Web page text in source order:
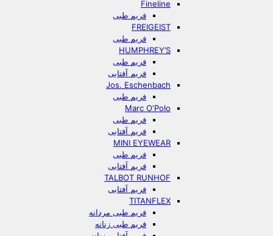
Fineline
فریم طبی
FREIGEIST
فریم طبی
HUMPHREY’S
فریم طبی
فریم آفتابی
Jos. Eschenbach
فریم طبی
Marc O‘Polo
فریم طبی
فریم آفتابی
MINI EYEWEAR
فریم طبی
فریم آفتابی
TALBOT RUNHOF
فریم آفتابی
TITANFLEX
فریم طبی مردانه
فریم طبی زنانه